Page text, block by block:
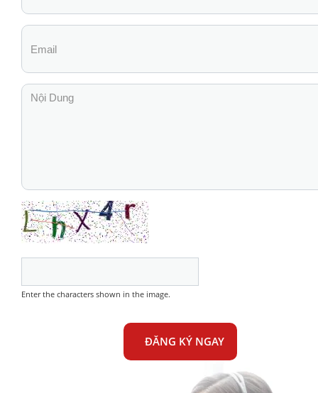
Enter the characters shown in the image.